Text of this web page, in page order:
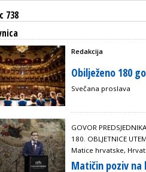
738
Redakcija
Obilježeno 180
Svečana proslava
GOVOR
180. OBLJETNICE
Matice hrvatske,
Matičin poziv